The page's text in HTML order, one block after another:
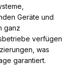
Geräte und
ganz
verfügen
was
garantiert.